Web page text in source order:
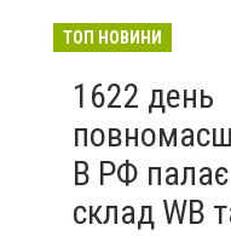
— ВІДЕО
ТОП НОВИНИ
1622 день
В РФ
склад WB